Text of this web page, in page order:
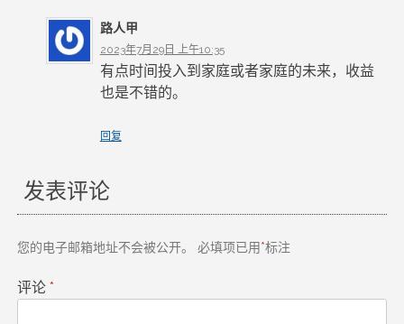
路人甲
2023年7月29日 上午10:35
有点时间投入到家庭或者家庭的未来，收益
也是不错的。
回复
发表评论
您的电子邮箱地址不会被公开。 必填项已用*标注
评论 *